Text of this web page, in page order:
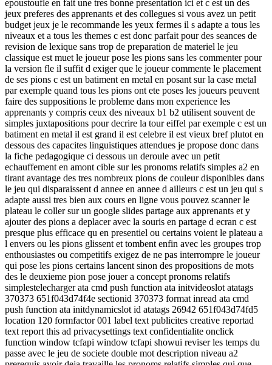
epoustoufle en fait une tres bonne presentation ici et c est un des
jeux preferes des apprenants et des collegues si vous avez un petit
budget jeux je le recommande les yeux fermes il s adapte a tous les
niveaux et a tous les themes c est donc parfait pour des seances de
revision de lexique sans trop de preparation de materiel le jeu
classique est muet le joueur pose les pions sans les commenter pour
la version fle il suffit d exiger que le joueur commente le placement
de ses pions c est un batiment en metal en posant sur la case metal
par exemple quand tous les pions ont ete poses les joueurs peuvent
faire des suppositions le probleme dans mon experience les
apprenants y compris ceux des niveaux b1 b2 utilisent souvent de
simples juxtapositions pour decrire la tour eiffel par exemple c est un
batiment en metal il est grand il est celebre il est vieux bref plutot en
dessous des capacites linguistiques attendues je propose donc dans
la fiche pedagogique ci dessous un deroule avec un petit
echauffement en amont cible sur les pronoms relatifs simples a2 en
tirant avantage des tres nombreux pions de couleur disponibles dans
le jeu qui disparaissent d annee en annee d ailleurs c est un jeu qui s
adapte aussi tres bien aux cours en ligne vous pouvez scanner le
plateau le coller sur un google slides partage aux apprenants et y
ajouter des pions a deplacer avec la souris en partage d ecran c est
presque plus efficace qu en presentiel ou certains voient le plateau a
l envers ou les pions glissent et tombent enfin avec les groupes trop
enthousiastes ou competitifs exigez de ne pas interrompre le joueur
qui pose les pions certains lancent sinon des propositions de mots
des le deuxieme pion pose jouer a concept pronoms relatifs
simplestelecharger ata cmd push function ata initvideoslot atatags
370373 651f043d74f4e sectionid 370373 format inread ata cmd
push function ata initdynamicslot id atatags 26942 651f043d74fd5
location 120 formfactor 001 label text publicites creative reportad
text report this ad privacysettings text confidentialite onclick
function window tcfapi window tcfapi showui reviser les temps du
passe avec le jeu de societe double mot description niveau a2